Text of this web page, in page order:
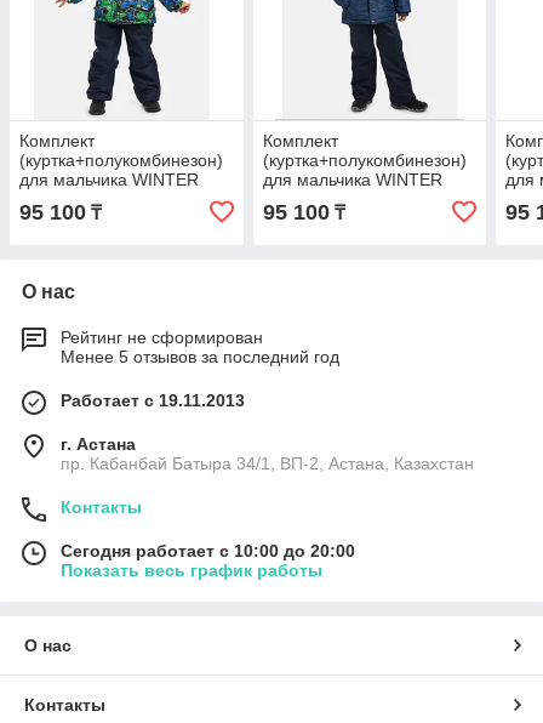
Комплект
(куртка+полукомбинезон)
для мальчика WINTER
95 100 ₸
Комплект
(куртка+полукомбинезон)
для мальчика WINTER
95 100₸
для
95
О нас
Рейтинг не сформирован
Менее 5 отзывов за последний год
Работает с 19.11.2013
г. Астана
пр. Кабанбай Батыра 34/1, ВП-2, Астана, Казахстан
Контакты
Сегодня работает с 10:00 до 20:00
Показать весь график работы
О нас
Контакты